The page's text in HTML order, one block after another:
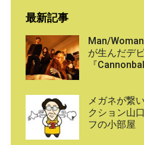
最新記事
Man/
が生んだデ
『
メガネが繋
クション山
フの小部屋